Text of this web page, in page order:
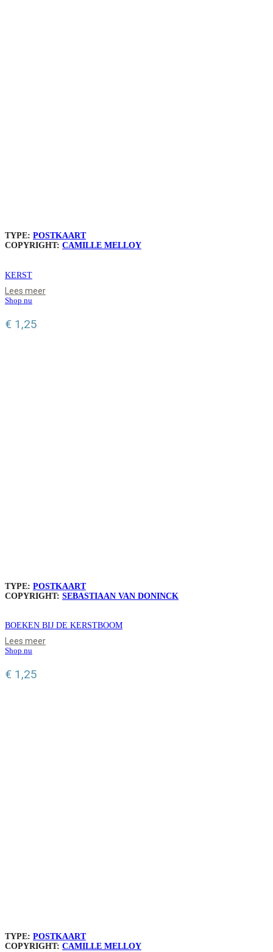
TYPE: POSTKAART
COPYRIGHT: CAMILLE MELLOY
KERST
Lees meer
Shop nu
€ 1,25
TYPE: POSTKAART
COPYRIGHT: SEBASTIAAN VAN DONINCK
BOEKEN BIJ DE KERSTBOOM
Lees meer
Shop nu
€ 1,25
TYPE: POSTKAART
COPYRIGHT: CAMILLE MELLOY